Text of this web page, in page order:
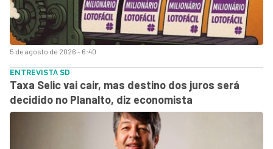
5 de agosto de 2026 - 6:40
ENTREVISTA SD
Taxa Selic vai cair, mas destino dos juros será
decidido no Planalto, diz economista